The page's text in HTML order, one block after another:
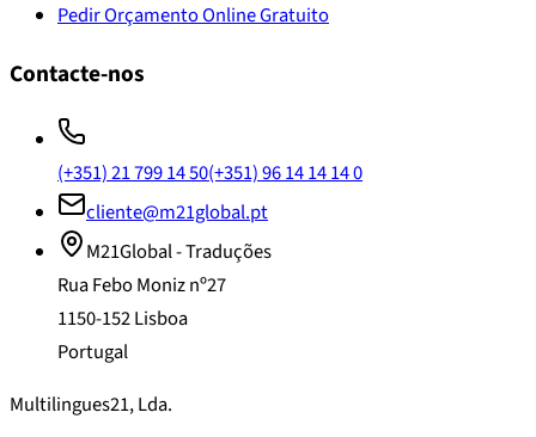
Pedir Orçamento Online Gratuito
Contacte-nos
(+351) 21 799 14 50(+351) 96 14 14 14 0
cliente@m21global.pt
M21Global - Traduções
Rua Febo Moniz nº27
1150-152 Lisboa
Portugal
Multilingues21, Lda.